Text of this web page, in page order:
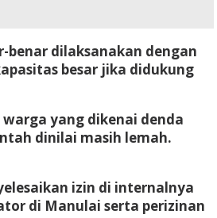
benar dilaksanakan dengan
besar jika didukung
yang dikenai denda
dinilai masih lemah.
izin di internalnya
di Manulai serta perizinan